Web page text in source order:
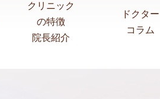
クリニック
の特徴
院長紹介
ドクター
コラム